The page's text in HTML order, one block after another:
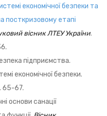
економічної безпеки та
посткризовому етапі
вісник ЛТЕУ України.
підприємства.
економічної безпеки.
65-67.
основи санації